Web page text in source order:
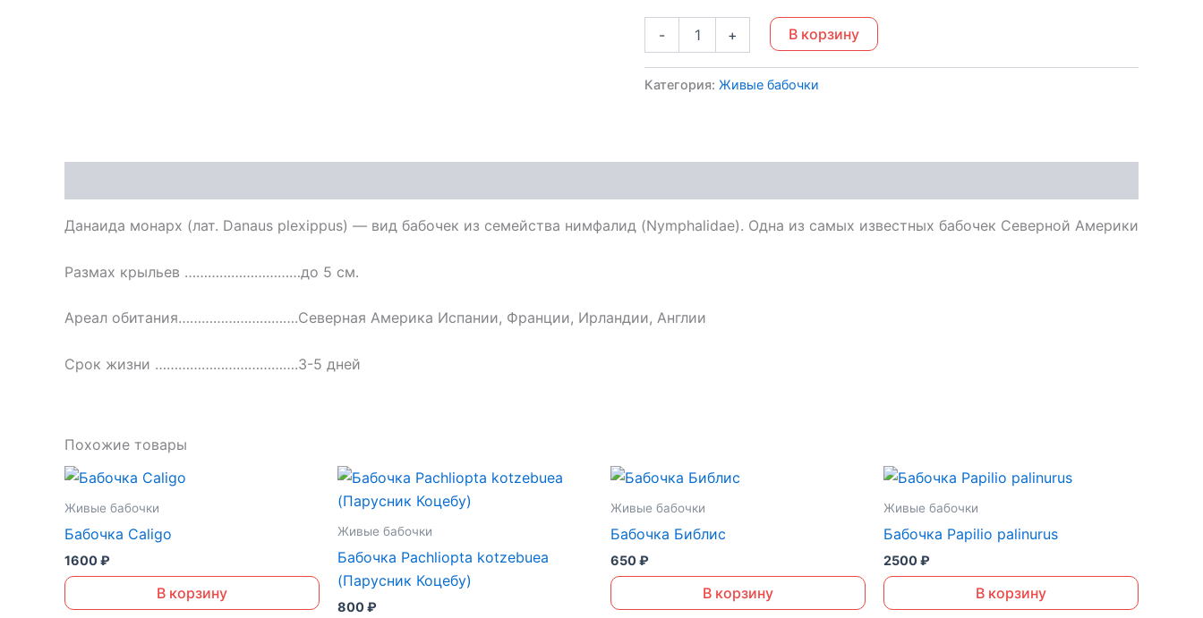
- + В корзину
Категория: Живые бабочки
Данаида монарх (лат. Danaus plexippus) — вид бабочек из семейства нимфалид (Nymphalidae). Одна из самых известных бабочек Северной Америки
Размах крыльев …………………………до 5 см.
Ареал обитания………………………….Северная Америка Испании, Франции, Ирландии, Англии
Срок жизни ……………………………….3-5 дней
Похожие товары
Живые бабочки
Бабочка Caligo
1600₽
В корзину
Живые бабочки
Бабочка Pachliopta kotzebuea
(Парусник Коцебу)
800₽
Живые бабочки
Бабочка Библис
650₽
В корзину
Живые бабочки
Бабочка Papilio palinurus
2500₽
В корзину